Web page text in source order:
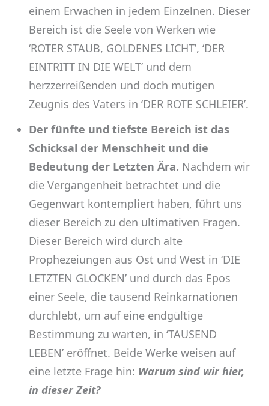
einem Erwachen in jedem Einzelnen. Dieser
Bereich ist die Seele von Werken wie
‘ROTER STAUB, GOLDENES LICHT’, ‘DER
EINTRITT IN DIE WELT’ und dem
herzzerreißenden und doch mutigen
Zeugnis des Vaters in ‘DER ROTE SCHLEIER’.
Der fünfte und tiefste Bereich ist das
Schicksal der Menschheit und die
Bedeutung der Letzten Ära. Nachdem wir
die Vergangenheit betrachtet und die
Gegenwart kontempliert haben, führt uns
dieser Bereich zu den ultimativen Fragen.
Dieser Bereich wird durch alte
Prophezeiungen aus Ost und West in ‘DIE
LETZTEN GLOCKEN’ und durch das Epos
einer Seele, die tausend Reinkarnationen
durchlebt, um auf eine endgültige
Bestimmung zu warten, in ‘TAUSEND
LEBEN’ eröffnet. Beide Werke weisen auf
eine letzte Frage hin: Warum sind wir hier,
in dieser Zeit?